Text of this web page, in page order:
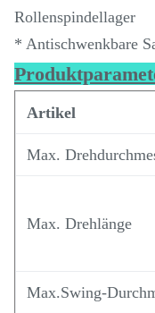
Rollenspindellager
* Antischwenkbare
Artikel
Max.
Max. Drehlänge
Max.Swing-